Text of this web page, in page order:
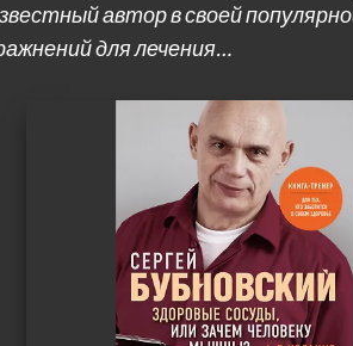
автор в своей
для лечения…